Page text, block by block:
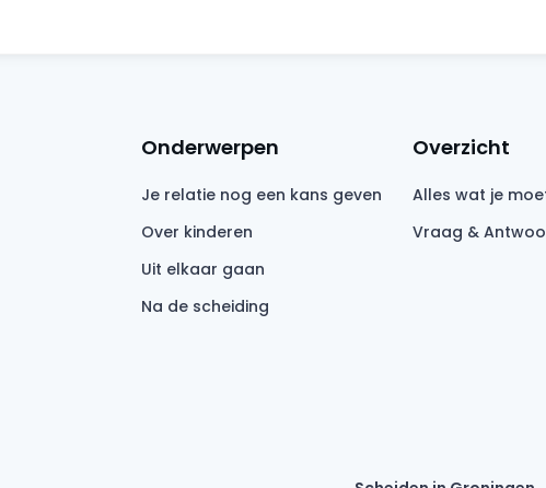
Onderwerpen
Je relatie nog een kans geven
Over kinderen
Uit elkaar gaan
Na de scheiding
Overzicht
Alles wat je
Vraag &